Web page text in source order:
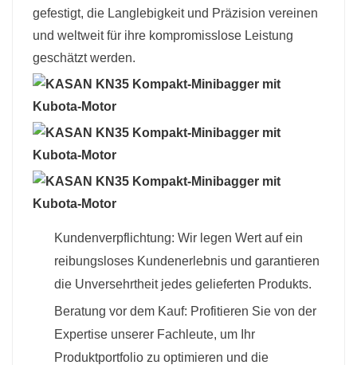
gefestigt, die Langlebigkeit und Präzision vereinen
und weltweit für ihre kompromisslose Leistung
geschätzt werden.
Kundenverpflichtung: Wir legen Wert auf ein
reibungsloses Kundenerlebnis und garantieren
die Unversehrtheit jedes gelieferten Produkts.
Beratung vor dem Kauf: Profitieren Sie von der
Expertise unserer Fachleute, um Ihr
Produktportfolio zu optimieren und die